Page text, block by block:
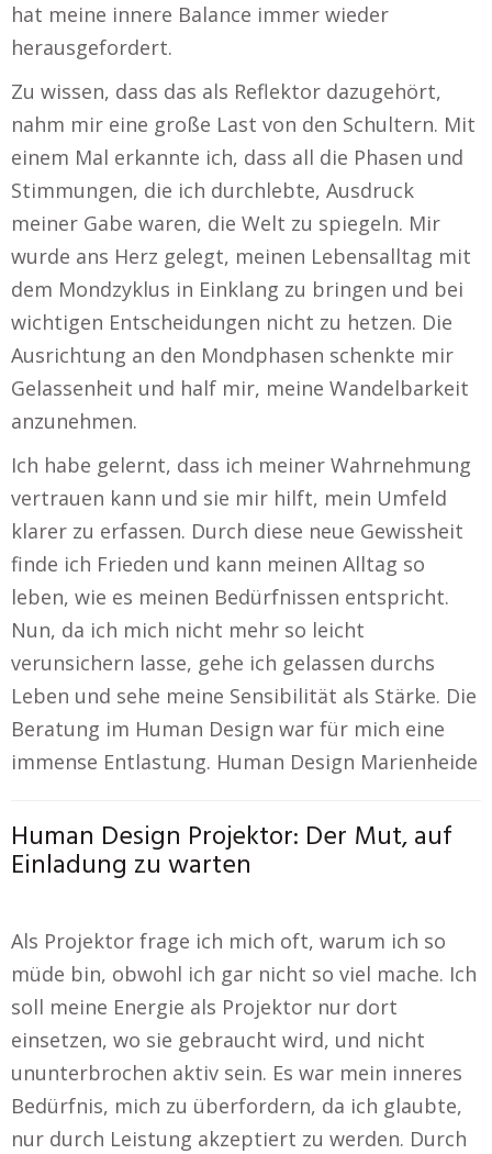
hat meine innere Balance immer wieder
herausgefordert.
Zu wissen, dass das als Reflektor dazugehört,
nahm mir eine große Last von den Schultern. Mit
einem Mal erkannte ich, dass all die Phasen und
Stimmungen, die ich durchlebte, Ausdruck
meiner Gabe waren, die Welt zu spiegeln. Mir
wurde ans Herz gelegt, meinen Lebensalltag mit
dem Mondzyklus in Einklang zu bringen und bei
wichtigen Entscheidungen nicht zu hetzen. Die
Ausrichtung an den Mondphasen schenkte mir
Gelassenheit und half mir, meine Wandelbarkeit
anzunehmen.
Ich habe gelernt, dass ich meiner Wahrnehmung
vertrauen kann und sie mir hilft, mein Umfeld
klarer zu erfassen. Durch diese neue Gewissheit
finde ich Frieden und kann meinen Alltag so
leben, wie es meinen Bedürfnissen entspricht.
Nun, da ich mich nicht mehr so leicht
verunsichern lasse, gehe ich gelassen durchs
Leben und sehe meine Sensibilität als Stärke. Die
Beratung im Human Design war für mich eine
immense Entlastung. Human Design Marienheide
Human Design Projektor: Der Mut, auf
Einladung zu warten
Als Projektor frage ich mich oft, warum ich so
müde bin, obwohl ich gar nicht so viel mache. Ich
soll meine Energie als Projektor nur dort
einsetzen, wo sie gebraucht wird, und nicht
ununterbrochen aktiv sein. Es war mein inneres
Bedürfnis, mich zu überfordern, da ich glaubte,
nur durch Leistung akzeptiert zu werden. Durch